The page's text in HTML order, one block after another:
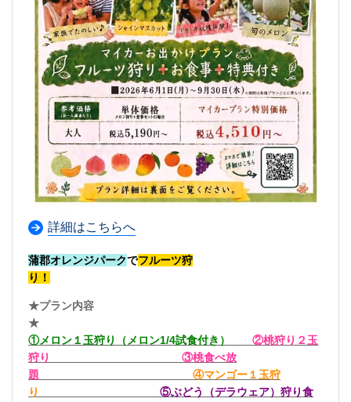
詳細はこちらへ
蒲郡オレンジパークでフルーツ狩
り！
★プラン内容
★
①メロン１玉狩り（メロン1/4試食付き）
②桃狩り２玉
狩り
③桃食べ放
題
④マンゴー１玉狩
り
⑤ぶどう（デラウェア）狩り食